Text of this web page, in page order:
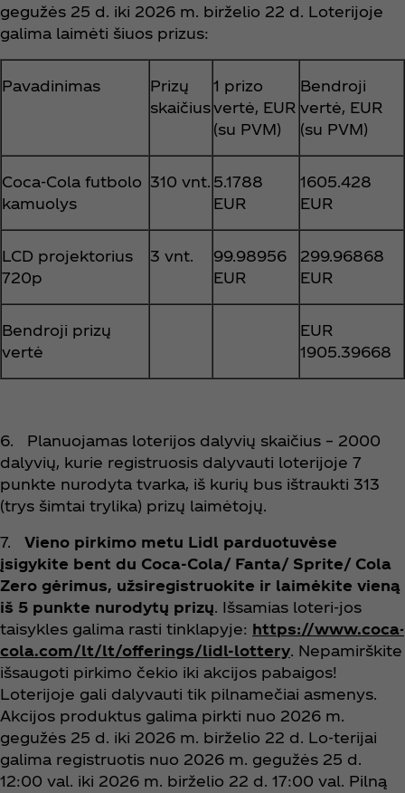
gegužės 25 d. iki 2026 m. birželio 22 d. Loterijoje
galima laimėti šiuos prizus:
Pavadinimas
Prizų
skaičius
1 prizo
vertė, EUR
(su PVM)
Bendroji
vertė, EUR
(su PVM)
Coca‑Cola futbolo
kamuolys
310 vnt. 5.1788
EUR
1605.428
EUR
LCD projektorius
720p
3 vnt.
99.98956
EUR
299.96868
EUR
Bendroji prizų
vertė
EUR
1905.39668
6. Planuojamas loterijos dalyvių skaičius – 2000
dalyvių, kurie registruosis dalyvauti loterijoje 7
punkte nurodyta tvarka, iš kurių bus ištraukti 313
(trys šimtai trylika) prizų laimėtojų.
7. Vieno pirkimo metu Lidl parduotuvėse
įsigykite bent du Coca‑Cola/ Fanta/ Sprite/ Cola
Zero gėrimus, užsiregistruokite ir laimėkite vieną
iš 5 punkte nurodytų prizų. Išsamias loteri-jos
taisykles galima rasti tinklapyje: https://www.coca-
cola.com/lt/lt/offerings/lidl-lottery. Nepamirškite
išsaugoti pirkimo čekio iki akcijos pabaigos!
Loterijoje gali dalyvauti tik pilnamečiai asmenys.
Akcijos produktus galima pirkti nuo 2026 m.
gegužės 25 d. iki 2026 m. birželio 22 d. Lo-terijai
galima registruotis nuo 2026 m. gegužės 25 d.
12:00 val. iki 2026 m. birželio 22 d. 17:00 val. Pilną